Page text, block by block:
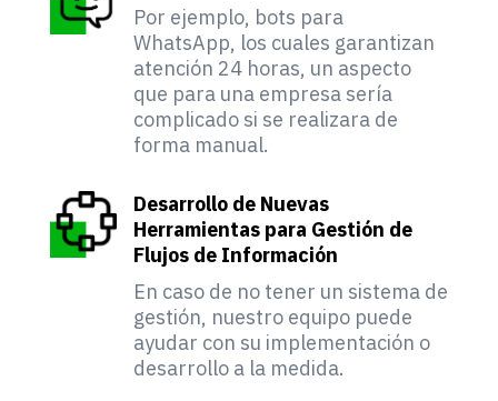
Por ejemplo, bots para
WhatsApp, los cuales garantizan
atención 24 horas, un aspecto
que para una empresa sería
complicado si se realizara de
forma manual.
Desarrollo de Nuevas
Herramientas para Gestión de
Flujos de Información
En caso de no tener un sistema de
gestión, nuestro equipo puede
ayudar con su implementación o
desarrollo a la medida.